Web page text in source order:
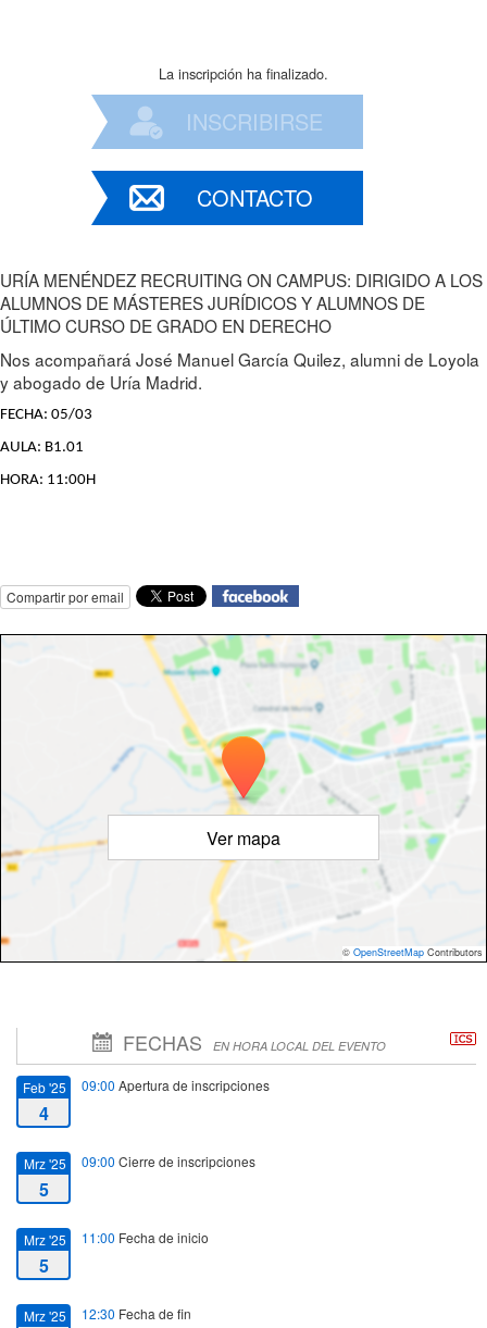
La inscripción ha finalizado.
INSCRIBIRSE
CONTACTO
URÍA MENÉNDEZ RECRUITING ON CAMPUS: DIRIGIDO A LOS
ALUMNOS DE MÁSTERES JURÍDICOS Y ALUMNOS DE
ÚLTIMO CURSO DE GRADO EN DERECHO
Nos acompañará José Manuel García Quilez, alumni de Loyola
y abogado de Uría Madrid.
FECHA: 05/03
AULA: B1.01
HORA: 11:00H
Compartir por email
Ver mapa
© OpenStreetMap Contributors
FECHAS EN HORA LOCAL DEL EVENTO
Feb '25
4
09:00 Apertura de inscripciones
Mrz '25
5
09:00 Cierre de inscripciones
Mrz '25
5
11:00 Fecha de inicio
Mrz '25 12:30 Fecha de fin